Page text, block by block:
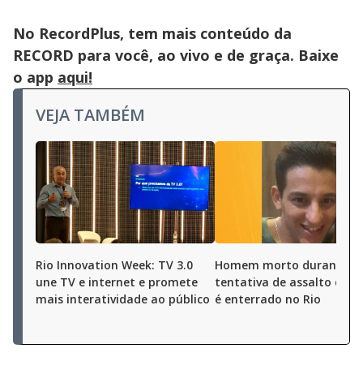
No RecordPlus, tem mais conteúdo da
RECORD para você, ao vivo e de graça. Baixe
o app aqui!
VEJA TAMBÉM
Rio Innovation Week: TV 3.0
une TV e internet e promete
mais interatividade ao público
Homem morto durante
tentativa de assalto em
é enterrado no Rio